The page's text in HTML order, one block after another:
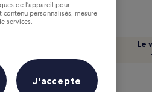
- 9 août
Le
de l’appareil pour
personnalisés, mesure
services.
J'accepte